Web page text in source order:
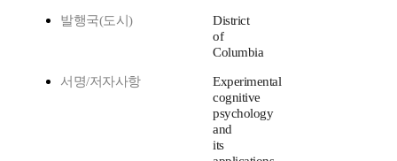
발행국(도시)
District
of
Columbia
서명/저자사항
Experimental
cognitive
psychology
and
its